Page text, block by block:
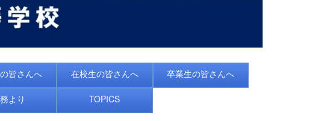
皆さんへ 在校生の皆さんへ 卒業生の皆さんへ
より TOPICS